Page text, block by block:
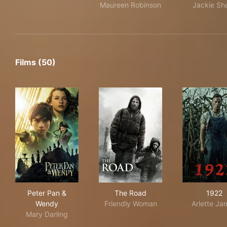
Maureen Robinson
Jackie
Films (50)
Peter Pan &
Wendy
Mary Darling
The Road
Friendly Woman
1922
Arlette